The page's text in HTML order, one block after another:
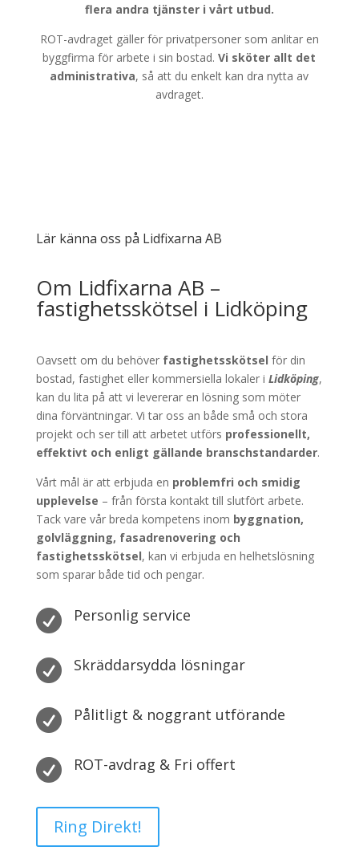
flera andra tjänster i vårt utbud.
ROT-avdraget gäller för privatpersoner som anlitar en
byggfirma för arbete i sin bostad.Vi sköter allt det
administrativa, så att du enkelt kan dra nytta av
avdraget.
Lär känna oss på Lidfixarna AB
Om Lidfixarna AB –
fastighetsskötsel i Lidköping
Oavsett om du behöver fastighetsskötsel för din
bostad, fastighet eller kommersiella lokaler i Lidköping,
kan du lita på att vi levererar en lösning som möter
dina förväntningar. Vi tar oss an både små och stora
projekt och ser till att arbetet utförs professionellt,
effektivt och enligt gällande branschstandarder.
Vårt mål är att erbjuda en problemfri och smidig
upplevelse – från första kontakt till slutfört arbete.
Tack vare vår breda kompetens inom byggnation,
golvläggning, fasadrenovering och
fastighetsskötsel, kan vi erbjuda en helhetslösning
som sparar både tid och pengar.
 Personlig service
 Skräddarsydda lösningar
 Pålitligt & noggrant utförande
 ROT-avdrag & Fri offert
Ring Direkt!